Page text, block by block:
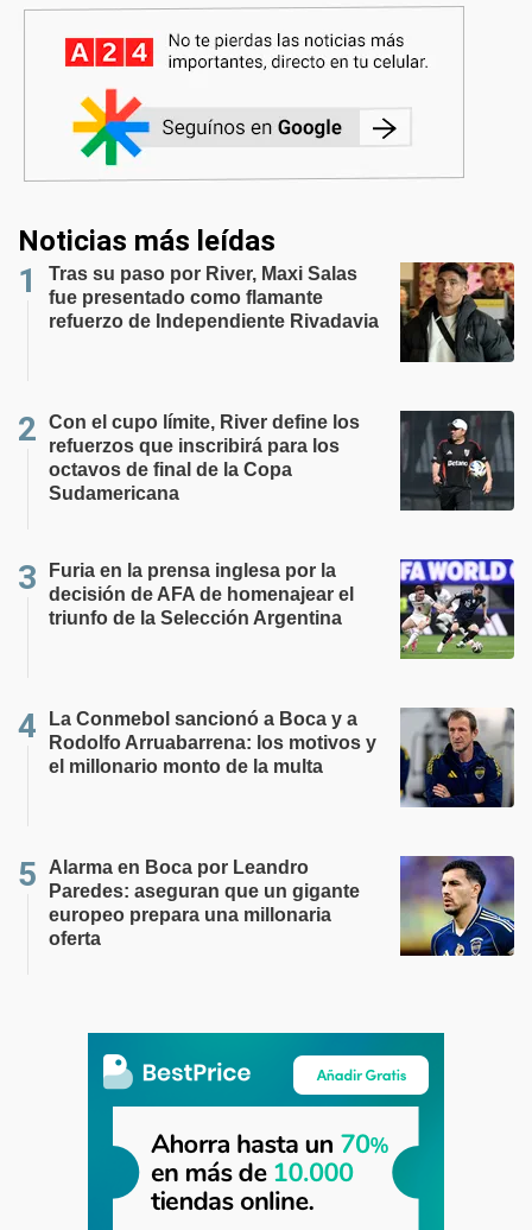
Noticias más leídas
Tras su paso por River, Maxi Salas
fue presentado como flamante
refuerzo de Independiente Rivadavia
Con el cupo límite, River define los
refuerzos que inscribirá para los
octavos de final de la Copa
Sudamericana
Furia en la prensa inglesa por la
decisión de AFA de homenajear el
triunfo de la Selección Argentina
La Conmebol sancionó a Boca y a
Rodolfo Arruabarrena: los motivos y
el millonario monto de la multa
Alarma en Boca por Leandro
Paredes: aseguran que un gigante
europeo prepara una millonaria
oferta